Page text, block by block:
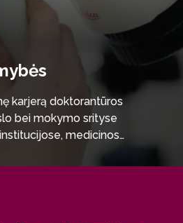
karjerą doktorantūros
bei mokymo srityse
medicinos
medicinine
tiek realizacija.